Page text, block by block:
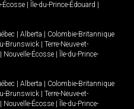
Écosse Île-du-Prince-Édouard
Alberta
Colombie-Britannique
Brunswick
Terre-Neuve-et-
Nouvelle-Écosse
Île-du-Prince-
Alberta
Colombie-Britannique
Brunswick
Terre-Neuve-et-
Nouvelle-Écosse
Île-du-Prince-